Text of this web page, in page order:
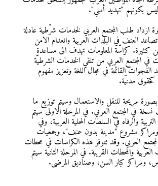
بكونهم "تهديد أمني".
ازداد طلب المجتمع العربي لخدمات شرّطية عادلة
العنف في البلدات العربية وانعدام الامن
كراسّة المعلومات تهدف الى مساعدة
في المجتمع العربي من تلقي الخدمات الشرطيّة
القائمة في مجال اللغة وتعزيز مفهوم
مدنيّة.
مريحة للنقل والاستعمال وسيتم توزيع ما
لـ 20 ألف نسخة في المجتمع العربي. في المرحلة الاولى سيتم
والرفاه في السلطات المحلية العربية، وفي
ومراكز مشروع "مدينة بدون عنف"، وجمعيات
العربي. وقد تتوفر هذه الكراسات في محطات
والمحطات القريبة. في المرحلة الثانية سيتم
ومراكز كبار السن، وصناديق المرضى.